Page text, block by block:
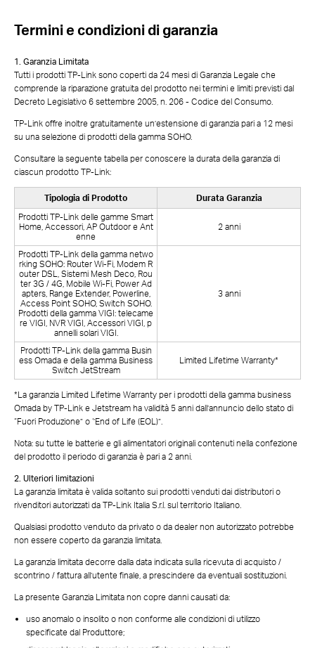
Termini e condizioni di garanzia
1. Garanzia Limitata
Tutti i prodotti TP-Link sono coperti da 24 mesi di Garanzia Legale che
comprende la riparazione gratuita del prodotto nei termini e limiti previsti dal
Decreto Legislativo 6 settembre 2005, n. 206 - Codice del Consumo.
TP-Link offre inoltre gratuitamente un’estensione di garanzia pari a 12 mesi
su una selezione di prodotti della gamma SOHO.
Consultare la seguente tabella per conoscere la durata della garanzia di
ciascun prodotto TP-Link:
Tipologia di Prodotto
Durata Garanzia
Prodotti TP-Link delle gamme Smart
Home, Accessori, AP Outdoor e Ant
enne
2 anni
Prodotti TP-Link della gamma netwo
rking SOHO: Router Wi-Fi, Modem R
outer DSL, Sistemi Mesh Deco, Rou
ter 3G / 4G, Mobile Wi-Fi, Power Ad
apters, Range Extender, Powerline,
Access Point SOHO, Switch SOHO.
Prodotti della gamma VIGI: telecame
re VIGI, NVR VIGI, Accessori VIGI, p
annelli solari VIGI.
3 anni
Prodotti TP-Link della gamma Busin
ess Omada e della gamma Business
Switch JetStream
Limited Lifetime Warranty*
*La garanzia Limited Lifetime Warranty per i prodotti della gamma business
Omada by TP-Link e Jetstream ha validità 5 anni dall’annuncio dello stato di
“Fuori Produzione” o ‘’End of Life (EOL)”.
Nota: su tutte le batterie e gli alimentatori originali contenuti nella confezione
del prodotto il periodo di garanzia è pari a 2 anni.
2. Ulteriori limitazioni
La garanzia limitata è valida soltanto sui prodotti venduti dai distributori o
rivenditori autorizzati da TP-Link Italia S.r.l. sul territorio Italiano.
Qualsiasi prodotto venduto da privato o da dealer non autorizzato potrebbe
non essere coperto da garanzia limitata.
La garanzia limitata decorre dalla data indicata sulla ricevuta di acquisto /
scontrino / fattura all’utente finale, a prescindere da eventuali sostituzioni.
La presente Garanzia Limitata non copre danni causati da:
uso anomalo o insolito o non conforme alle condizioni di utilizzo
specificate dal Produttore;